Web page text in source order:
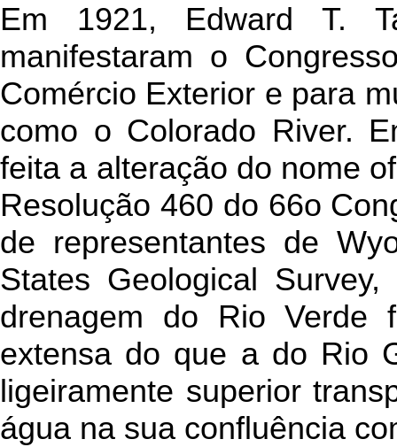
Em 1921, Edward T.
manifestaram o
Comércio Exterior e para
como o Colorado River.
feita a alteração do nome
Resolução 460 do 66o
de representantes de
States Geological
drenagem do Rio
extensa do que a do Rio
ligeiramente superior
água na sua confluência